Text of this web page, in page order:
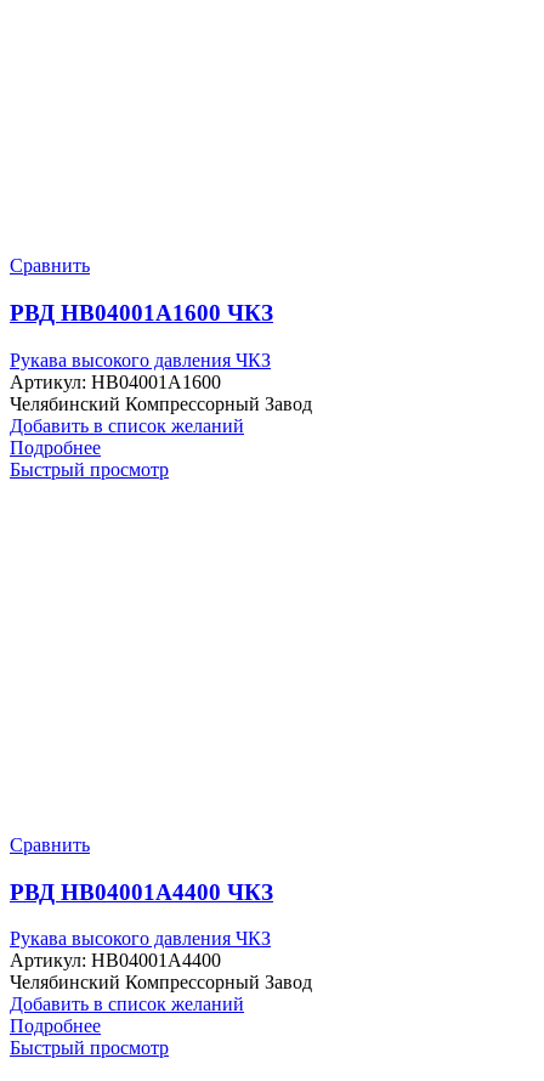
Сравнить
РВД HB04001A1600 ЧКЗ
Рукава высокого давления ЧКЗ
Артикул: HB04001A1600
Челябинский Компрессорный Завод
Добавить в список желаний
Подробнее
Быстрый просмотр
Сравнить
РВД HB04001A4400 ЧКЗ
Рукава высокого давления ЧКЗ
Артикул: HB04001A4400
Челябинский Компрессорный Завод
Добавить в список желаний
Подробнее
Быстрый просмотр